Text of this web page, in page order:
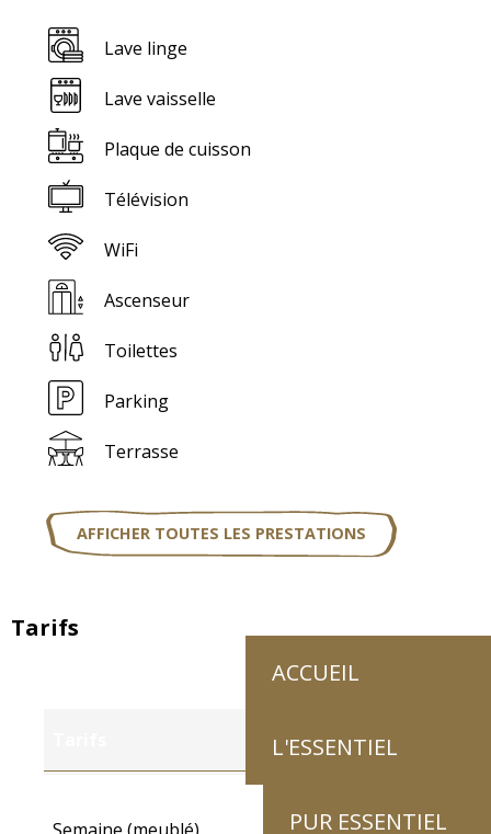
ACCUEIL
L'ESSENTIEL
PUR ESSENTIEL
Lave linge
Lave vaisselle
Plaque de cuisson
Télévision
WiFi
Ascenseur
Toilettes
Parking
Terrasse
AFFICHER TOUTES LES PRESTATIONS
Tarifs